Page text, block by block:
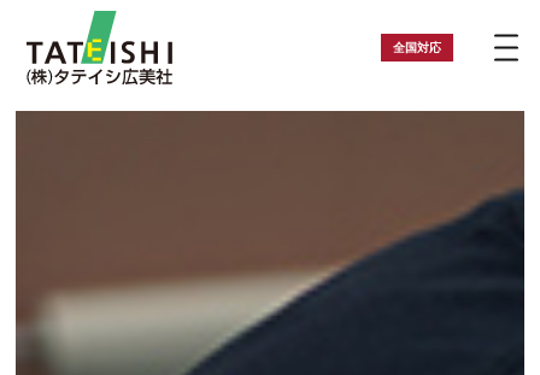
全国対応